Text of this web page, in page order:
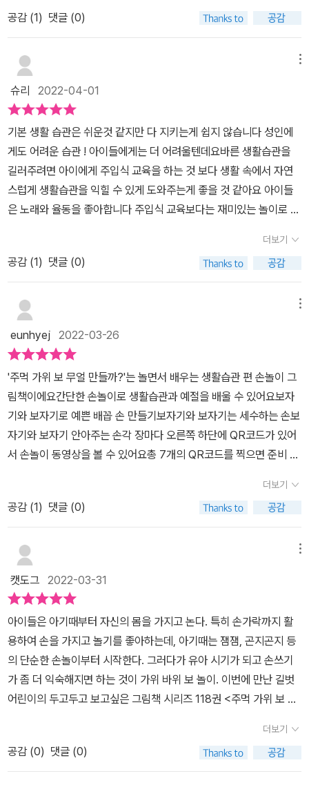
를 하다가 실수로 강아지집이네 했더니 고양이야!! 하면서 정정도 해
로 안아주고 마무리 했답니다.주먹 가위 보를 이용하면 책에서 나온
것들 뿐만 아니라 다양한 생활 습관이나 행동들을 해 볼 수 있겠더라
구요. 아이와 함께 여러번 읽어보면서 무엇을 만들 수 있을지 찾아보
는 것도 즐거울 거 같습니다. 책을 읽으면서도 즐겁게 노는 거 같은 <
주먹 가위 보 무얼 만들까?> 추천입니다!![출판사로부터 도서 협찬을
받았고 본인의 주관적인 견해에 의하여 작성함]
먹 가위 보~ 주먹 가위 보~ 무얼 만들까? ♬ 계속 제가 흥얼거리게
되더라구요 ㅎㅎ즐겁게 노래 부르며 함께 하는 손놀이로 집에서 할
수 있는 간단한 생활 습관과 예절들을 따라하며 자연스럽게 익혀보시
길 추천드려요미리 주먹 가위 보를 아이와 같이 연습해보고노래를 부
르면서 왼손을 가위~ 오른손을 보자기접시되었네! 포크되었네를 해
보았어요이번엔 왼손은 주먹 오른손도 주먹이네요? 무얼만들까요?
바로 나는 씩씩이!​보자기와 보자기로 배꼽 손을 만들어 예쁘게 인사
하기, 보자기와 주먹을 만들어 똑똑 노크하기 등 생활 습관을 배울 수
있어요!아이가 걷고 뛰며 활동 반경이 넓어지면서 엄마 아빠의 행동
을 보고 따라해보는 활동도 좋겠죠?이번엔 사랑스런 안아주는 손!한
창 자라나는 아이들에게 “주먹 가위 보~” 노래와 율동을 따라하며 손
가락을 움직이고 손을 바꾸는 동작들은 소근육 발달에 도움을 주며,
재미있는 노래를 통해 자연스럽게 익히게 되는 예절과 생활습관은 아
로 성장시켜줄 그림책이에요이렇게 같이 엄마와 교감하는 그림책으
로 아이가 책에 흥미도 갖게 되고노래를 따라 손모양을 만들면 생활
습관과 예절이 쑥쑥 자라는 그림책!튼튼한 우리 아이를 위한 소근육
발달은 덤이랍니다!
공감 (1) 댓글 (0)
슈리 2022-04-01
기본 생활 습관은 쉬운것 같지만 다 지키는게 쉽지 않습니다 성인에
게도 어려운 습관 ! 아이들에게는 더 어려울텐데요바른 생활습관을
길러주려면 아이에게 주입식 교육을 하는 것 보다 생활 속에서 자연
스럽게 생활습관을 익힐 수 있게 도와주는게 좋을 것 같아요 아이들
은 노래와 율동을 좋아합니다 주입식 교육보다는 재미있는 놀이로 생
요 노래와 율동을 하며 즐겁게 놀이할 수 있는 책 ![주먹가위보 무얼
만들까?] 생활습관편 입니다 주먹 가위 보!주먹 가위 보!왼손은 가위
오른손은 보자기!​가위바위보 노래가 있습니다 오른손과 왼손이 가위
바위보를 합니다누가 이길까요?​재미있는 노래와 율동이 함께 합니다
을 수 있는데요아이와 함께 율동을 따라 하면서 책장을 넘기면 책을
더 재미있게 볼 수 있습니다 ​책 속에는 지켜야할 생활 습관이 소개되
고 있어요 음식을 손으로 먹으면 안되고 포크로 찍어 먹어야 합니다
기본적인 내용이지만 , 책을 통해 한번 더 아이에게 말할 수 있는 기회
가 생기고 아이도 바른 생활 습관에 대해 알게 됩니다 책을 재미있게
보고 있는 울아이 !알록달록한 색감으로 가위바위보 노래와 함께 하
니 책을 보는 재미가 있어요 QR코드를 통해 노래도 듣고 율동도 볼
수 있습니다 ​책 크기가 한손에 쏙 들어오는 작은 사이즈 인데요어린
아이들도 스스로 책장을 넘기면서 볼 수 있어요 ​아이와 함께 읽기 좋
더보기
공감 (1) 댓글 (0)
eunhyej 2022-03-26
'주먹 가위 보 무얼 만들까?'는 놀면서 배우는 생활습관 편 손놀이 그
림책이에요간단한 손놀이로 생활습관과 예절을 배울 수 있어요보자
기와 보자기로 예쁜 배꼽 손 만들기보자기와 보자기는 세수하는 손보
자기와 보자기 안아주는 손각 장마다 오른쪽 하단에 QR코드가 있어
서 손놀이 동영상을 볼 수 있어요총 7개의 QR코드를 찍으면 준비 동
다 반복하며 소근육 발달과 두뇌발달뿐만 아니라 노래까지 함께하니
기분도 좋아지는 손놀이 그림책이에요또한 각 페이지마다 야옹이와
멍멍이가 함께 손놀이해요캐릭터들이 너무 귀여워서 둥이들이 너무
좋아하네요동영상을 보며 노래 부르며 둥이들과 함께 손놀이 해봤어
요'주먹 가위 보~ 주먹 가위 보~ 왼손은 주먹 오른손도 주먹나는 씩
씩이! 나는 씩씩이!근데 우리 아들은 꼭 벌 서는 거 같아요 ㅋㅋㅋ몇
번 반복해서 하다 보니, 둥이들이 노래를 계속 흥얼거리네요집콕하는
아이들과 부모님들에게 추천드려요^^​​​​- 출판사로부터 도서를 제공 받
아 주관적으로 작성한 후기입니다 -
더보기
공감 (1) 댓글 (0)
캣도그 2022-03-31
아이들은 아기때부터 자신의 몸을 가지고 논다. 특히 손가락까지 활
용하여 손을 가지고 놀기를 좋아하는데, 아기때는 잼잼, 곤지곤지 등
의 단순한 손놀이부터 시작한다. 그러다가 유아 시기가 되고 손쓰기
가 좀 더 익숙해지면 하는 것이 가위 바위 보 놀이. 이번에 만난 길벗
어린이의 두고두고 보고싶은 그림책 시리즈 118권 <주먹 가위 보 무
생활 습관을 배울 수 있도록 도와준다. 특히 이 책은 표지와 본문에 Q
R코드가 있어 스마트폰이나 태블릿으로 찍으면 작가의 목소리와 율
동이 담긴 영상을 볼 수 있도록 구성되어있다. 7개의 QR코드를 찍으
더보기
공감 (0) 댓글 (0)